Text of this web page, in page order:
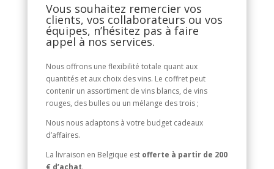
Vous souhaitez remercier vos
clients, vos collaborateurs ou vos
équipes, n’hésitez pas à faire
appel à nos services.
Nous offrons une flexibilité totale quant aux
quantités et aux choix des vins. Le coffret peut
contenir un assortiment de vins blancs, de vins
rouges, des bulles ou un mélange des trois ;
Nous nous adaptons à votre budget cadeaux
d’affaires.
La livraison en Belgique est offerte à partir de 200
€ d’achat.